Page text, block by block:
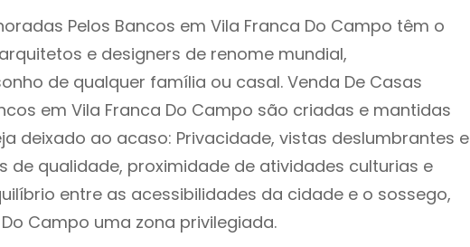
Pelos Bancos em Vila Franca Do Campo têm o
e designers de renome mundial,
de qualquer família ou casal. Venda De Casas
em Vila Franca Do Campo são criadas e mantidas
deixado ao acaso: Privacidade, vistas deslumbrantes e
de qualidade, proximidade de atividades culturias e
entre as acessibilidades da cidade e o sossego,
Campo uma zona privilegiada.